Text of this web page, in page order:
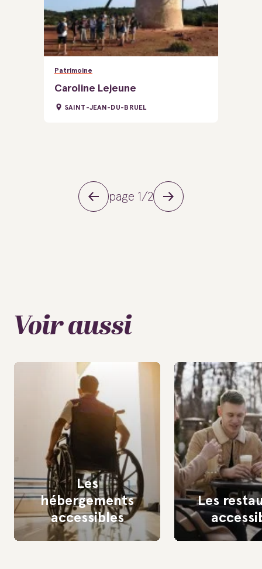
Patrimoine
Caroline Lejeune
SAINT-JEAN-DU-BRUEL
page 1/2
Voir aussi
Les
hébergements
accessibles
Les